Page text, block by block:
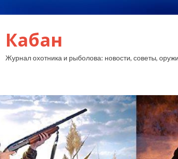
Кабан
Журнал охотника и рыболова: новости, советы,